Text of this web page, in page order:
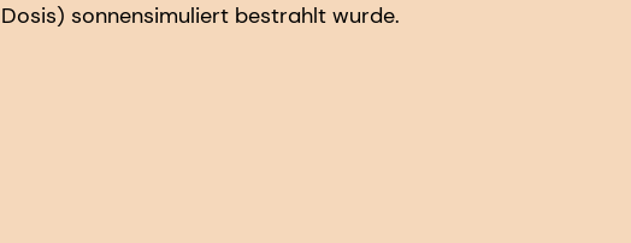
Dosis) sonnensimuliert bestrahlt wurde.